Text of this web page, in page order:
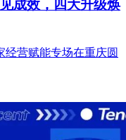
成效，四大升级焕
经营赋能专场在重庆圆